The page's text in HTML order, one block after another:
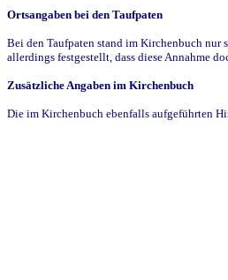
Ortsangaben bei den Taufpaten
Bei den Taufpaten stand im Kirchenbuch nur
allerdings festgestellt, dass diese Annahme
Zusätzliche Angaben im Kirchenbuch
Die im Kirchenbuch ebenfalls aufgeführten